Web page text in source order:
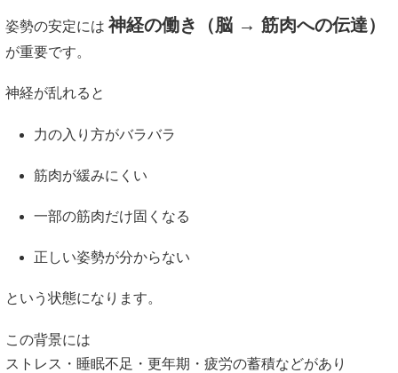
姿勢の安定には神経の働き（脳 → 筋肉への伝達）
が重要です。
神経が乱れると
力の入り方がバラバラ
筋肉が緩みにくい
一部の筋肉だけ固くなる
正しい姿勢が分からない
という状態になります。
この背景には
ストレス・睡眠不足・更年期・疲労の蓄積などがあり